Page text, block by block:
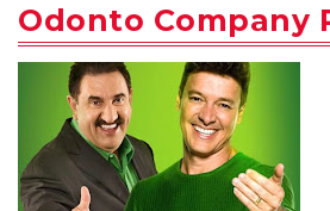
Odonto Company